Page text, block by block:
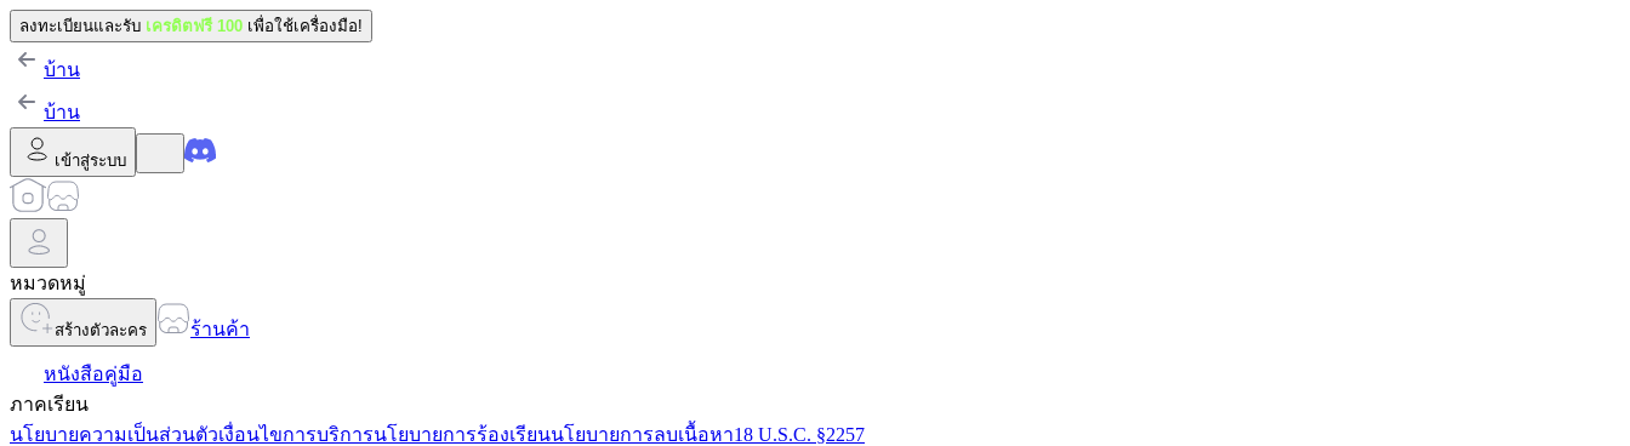
ลงทะเบียนและรับ เครดิตฟรี 100 เพื่อใช้เครื่องมือ!
บ้าน
บ้าน
เข้าสู่ระบบ
หมวดหมู่
สร้างตัวละคร ร้านค้า
หนังสือคู่มือ
ภาคเรียน
นโยบายความเป็นส่วนตัวเงื่อนไขการบริการนโยบายการร้องเรียนนโยบายการลบเนื้อหา18 U.S.C. §2257